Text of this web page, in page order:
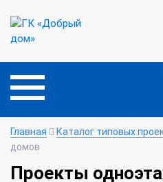
Главная Каталог типовых
домов
Проекты